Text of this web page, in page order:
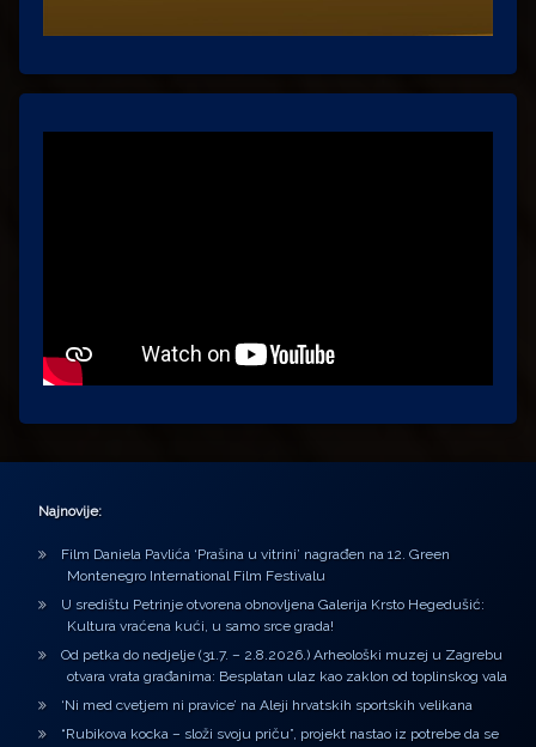
Najnovije:
Film Daniela Pavlića ‘Prašina u vitrini’ nagrađen na 12. Green
Montenegro International Film Festivalu
U središtu Petrinje otvorena obnovljena Galerija Krsto Hegedušić:
Kultura vraćena kući, u samo srce grada!
Od petka do nedjelje (31.7. – 2.8.2026.) Arheološki muzej u Zagrebu
otvara vrata građanima: Besplatan ulaz kao zaklon od toplinskog vala
‘Ni med cvetjem ni pravice’ na Aleji hrvatskih sportskih velikana
“Rubikova kocka – složi svoju priču”, projekt nastao iz potrebe da se